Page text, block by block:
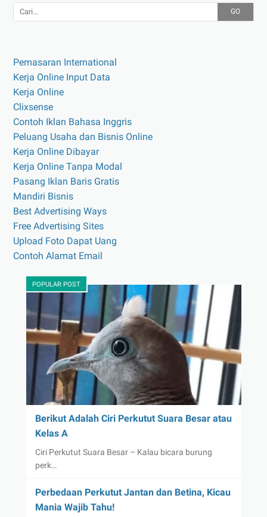
GO
Pemasaran International
Kerja Online Input Data
Kerja Online
Clixsense
Contoh Iklan Bahasa Inggris
Peluang Usaha dan Bisnis Online
Kerja Online Dibayar
Kerja Online Tanpa Modal
Pasang Iklan Baris Gratis
Mandiri Bisnis
Best Advertising Ways
Free Advertising Sites
Upload Foto Dapat Uang
Contoh Alamat Email
POPULAR POST
Berikut Adalah Ciri Perkutut Suara Besar atau
Kelas A
Ciri Perkutut Suara Besar – Kalau bicara burung
perk…
Perbedaan Perkutut Jantan dan Betina, Kicau
Mania Wajib Tahu!